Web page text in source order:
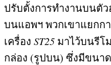
ปรับตั้งการทำงานบนตัว
บนแอพฯ พวกเขาแยกก
เครื่อง ST25 มาไว้บนรีโ
กล่อง (รูปบน) ซึ่งมีขนา